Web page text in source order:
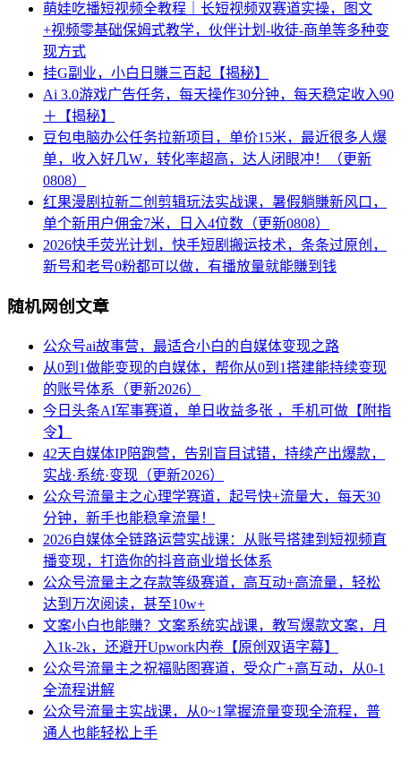
萌娃吃播短视频全教程｜长短视频双赛道实操，图文
+视频零基础保姆式教学，伙伴计划-收徒-商单等多种变
现方式
挂G副业，小白日賺三百起【揭秘】
Ai 3.0游戏广告任务，每天操作30分钟，每天稳定收入90
＋【揭秘】
豆包电脑办公任务拉新项目，单价15米，最近很多人爆
单，收入好几W，转化率超高，达人闭眼冲！（更新
0808）
红果漫剧拉新二创剪辑玩法实战课，暑假躺賺新风口，
单个新用户佣金7米，日入4位数（更新0808）
2026快手荧光计划，快手短剧搬运技术，条条过原创，
新号和老号0粉都可以做，有播放量就能賺到钱
随机网创文章
公众号ai故事营，最适合小白的自媒体变现之路
从0到1做能变现的自媒体，帮你从0到1搭建能持续变现
的账号体系（更新2026）
今日头条AI军事赛道，单日收益多张 ，手机可做【附指
令】
42天自媒体IP陪跑营，告别盲目试错，持续产出爆款，
实战·系统·变现（更新2026）
公众号流量主之心理学赛道，起号快+流量大，每天30
分钟，新手也能稳拿流量！
2026自媒体全链路运营实战课：从账号搭建到短视频直
播变现，打造你的抖音商业增长体系
公众号流量主之存款等级赛道，高互动+高流量，轻松
达到万次阅读，甚至10w+
文案小白也能賺？文案系统实战课，教写爆款文案，月
入1k-2k，还避开Upwork内卷【原创双语字幕】
公众号流量主之祝福贴图赛道，受众广+高互动，从0-1
全流程讲解
公众号流量主实战课，从0~1掌握流量变现全流程，普
通人也能轻松上手